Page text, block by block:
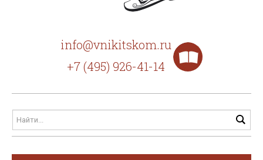
info@vnikitskom.ru
+7 (495) 926-41-14